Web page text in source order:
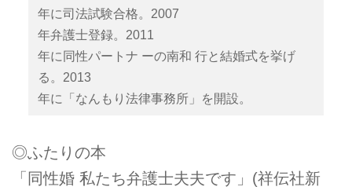
年に司法試験合格。2007
年弁護士登録。2011
年に同性パートナ ーの南和 行と結婚式を挙げ
る。2013
年に「なんもり法律事務所」を開設。
◎ふたりの本
「同性婚 私たち弁護士夫夫です」(祥伝社新